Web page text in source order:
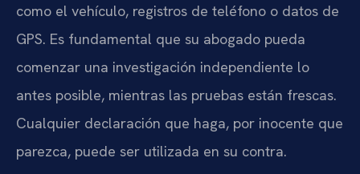
como el vehículo, registros de teléfono o datos de
GPS. Es fundamental que su abogado pueda
comenzar una investigación independiente lo
antes posible, mientras las pruebas están frescas.
Cualquier declaración que haga, por inocente que
parezca, puede ser utilizada en su contra.